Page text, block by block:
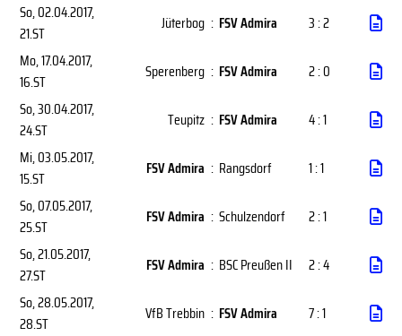
So, 02.04.2017,
21.ST
Jüterbog : FSV Admira
3 : 2
Mo, 17.04.2017,
16.ST
Sperenberg : FSV Admira
2 : 0
So, 30.04.2017,
24.ST
Teupitz : FSV Admira
4 : 1
Mi, 03.05.2017,
15.ST
FSV Admira : Rangsdorf
1 : 1
So, 07.05.2017,
25.ST
FSV Admira : Schulzendorf
2 : 1
So, 21.05.2017,
27.ST
FSV Admira : BSC Preußen II
2 : 4
So, 28.05.2017,
28.ST
VfB Trebbin : FSV Admira
7 : 1